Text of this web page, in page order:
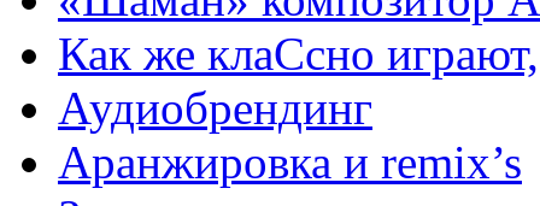
Как же клаСсно
Аудиобрендинг
Аранжировка и remix’s